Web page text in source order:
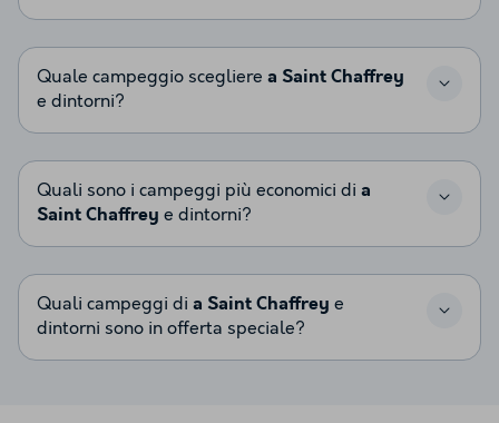
Quale campeggio scegliere a Saint Chaffrey
e dintorni?
Quali sono i campeggi più economici di a
Saint Chaffrey e dintorni?
Quali campeggi di a Saint Chaffrey e
dintorni sono in offerta speciale?